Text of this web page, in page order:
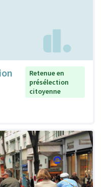
Retenue en
présélection
citoyenne